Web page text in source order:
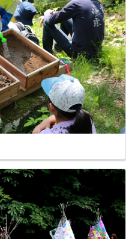
森で開催しました！
ベントは中止になりまし
ャンプ村でのイベントは延
しました！
で開催しました！
催しました！
催しました！
開催しました！